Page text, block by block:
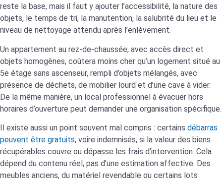
reste la base, mais il faut y ajouter l’accessibilité, la nature des
objets, le temps de tri, la manutention, la salubrité du lieu et le
niveau de nettoyage attendu après l’enlèvement.
Un appartement au rez-de-chaussée, avec accès direct et
objets homogènes, coûtera moins cher qu’un logement situé au
5e étage sans ascenseur, rempli d’objets mélangés, avec
présence de déchets, de mobilier lourd et d’une cave à vider.
De la même manière, un local professionnel à évacuer hors
horaires d’ouverture peut demander une organisation spécifique.
Il existe aussi un point souvent mal compris : certains débarras
peuvent être gratuits, voire indemnisés, si la valeur des biens
récupérables couvre ou dépasse les frais d’intervention. Cela
dépend du contenu réel, pas d’une estimation affective. Des
meubles anciens, du matériel revendable ou certains lots